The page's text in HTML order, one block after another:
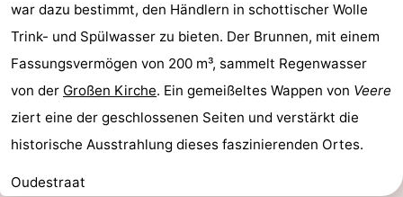
war dazu bestimmt, den Händlern in schottischer Wolle
Trink- und Spülwasser zu bieten. Der Brunnen, mit einem
Fassungsvermögen von 200 m³, sammelt Regenwasser
von der Großen Kirche. Ein gemeißeltes Wappen von Veere
ziert eine der geschlossenen Seiten und verstärkt die
historische Ausstrahlung dieses faszinierenden Ortes.
Oudestraat